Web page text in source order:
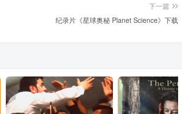
下一篇
纪录片《星球奥秘 Planet Science》下载